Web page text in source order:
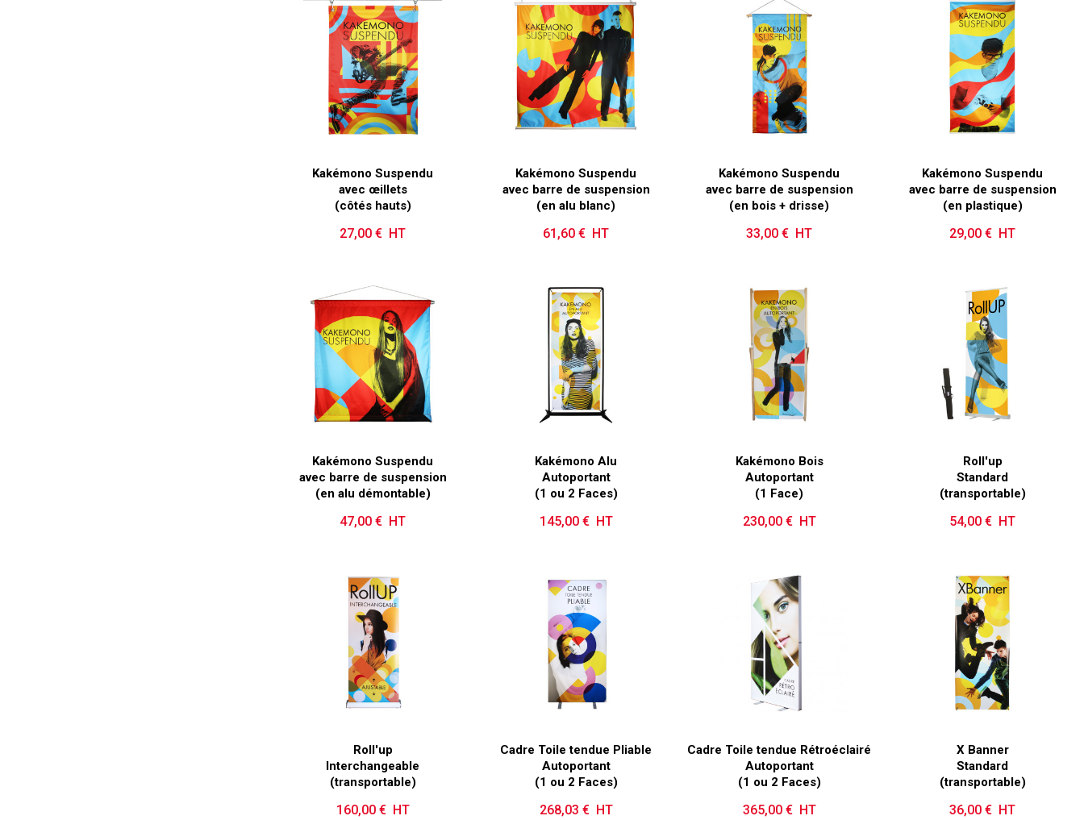
Kakémono Suspendu
avec œillets
(côtés hauts)
Prix
27,00 € HT
Kakémono Suspendu
avec barre de suspension
(en alu blanc)
Prix
61,60 € HT
Kakémono Suspendu
avec barre de suspension
(en bois + drisse)
Prix
33,00 € HT
Kakémono Suspendu
avec barre de suspension
(en plastique)
Prix
29,00 € HT
Kakémono Suspendu
avec barre de suspension
(en alu démontable)
Prix
47,00 € HT
Kakémono Alu
Autoportant
(1 ou 2 Faces)
Prix
145,00 € HT
Kakémono Bois
Autoportant
(1 Face)
Prix
230,00 € HT
Roll'up
Standard
(transportable)
Prix
54,00 € HT
Roll'up
Interchangeable
(transportable)
Prix
160,00 € HT
Cadre Toile tendue Pliable
Autoportant
(1 ou 2 Faces)
Prix
268,03 € HT
Cadre Toile tendue Rétroéclairé
Autoportant
(1 ou 2 Faces)
Prix
365,00 € HT
X Banner
Standard
(transportable)
Prix
36,00 € HT